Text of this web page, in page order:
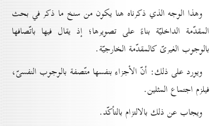
وهذا الوجه الذي ذكرناه هنا يكون من سنخ ما ذكر في بحث
المقدّمة الداخليّة بناءً على تصويرها؛ إذ يقال فيها باتّصافها
بالوجوب الغيرىّ كالمقدّمة الخارجيّة.
ويورد على ذلك: أنّ الأجزاء بنفسها متّصفة بالوجوب النفسىّ،
فيلزم اجتماع المثلين.
ويجاب عن ذلك بالالتزام بالتأكّد.